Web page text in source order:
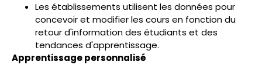
Les établissements utilisent les données pour
concevoir et modifier les cours en fonction du
retour d'information des étudiants et des
tendances d'apprentissage.
Apprentissage personnalisé